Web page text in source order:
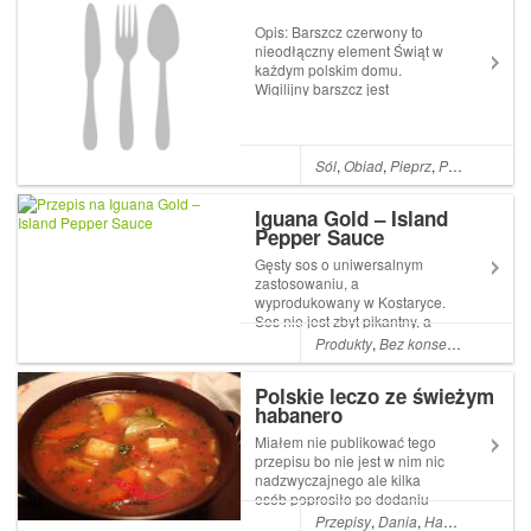
Opis: Barszcz czerwony to
nieodłączny element Świąt w
każdym polskim domu.
Wigilijny barszcz jest
komponuje się z dodatkiem
uszek, pasztecików z farszem
Sól,Obiad,Pieprz,Polska
Iguana Gold – Island
Pepper Sauce
Gęsty sos o uniwersalnym
zastosowaniu, a
wyprodukowany w Kostaryce.
Sos nie jest zbyt pikantny, a
jego słodycz nie przypadnie
do gustu wszystkim chilli
sprawdza się świetnie z
serem, mięsem i warzywami.
Lać można go dużo, więc ...
Produkty,Bez konserwantów
Polskie leczo ze świeżym
habanero
Miałem nie publikować tego
przepisu bo nie jest w nim nic
nadzwyczajnego ale kilka
osób poprosiło po dodaniu
zdjęcia na facebooku. Także
Przepisy,Dania,Habanero